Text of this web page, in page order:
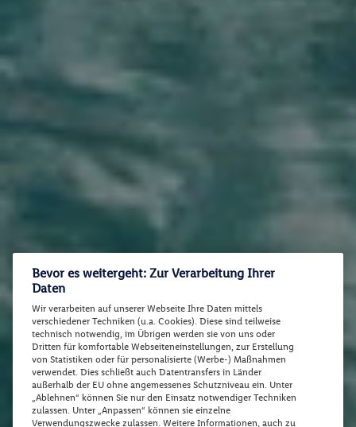
Bevor es weitergeht: Zur Verarbeitung Ihrer
Daten
Wir verarbeiten auf unserer Webseite Ihre Daten mittels
verschiedener Techniken (u.a. Cookies). Diese sind teilweise
technisch notwendig, im Übrigen werden sie von uns oder
Dritten für komfortable Webseiteneinstellungen, zur Erstellung
von Statistiken oder für personalisierte (Werbe-) Maßnahmen
verwendet. Dies schließt auch Datentransfers in Länder
außerhalb der EU ohne angemessenes Schutzniveau ein. Unter
„Ablehnen“ können Sie nur den Einsatz notwendiger Techniken
zulassen. Unter „Anpassen“ können sie einzelne
Verwendungszwecke zulassen. Weitere Informationen, auch zu